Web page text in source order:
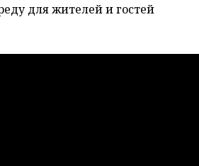
для жителей и гостей